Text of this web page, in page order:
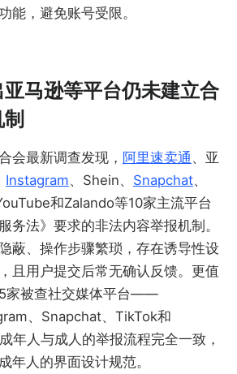
能，避免账号受限。
马逊等平台仍未建立合
会最新调查发现， 阿里速卖通 、亚
Instagram、Shein、 Snapchat、
和Zalando等10家主流平台
务法》要求的非法内容举报机制。
蔽、操作步骤繁琐，存在诱导性设
且用户提交后常无确认反馈。更值
家被查社交媒体平台——
、Snapchat、TikTok和
人与成人的举报流程完全一致，
年人的界面设计规范。